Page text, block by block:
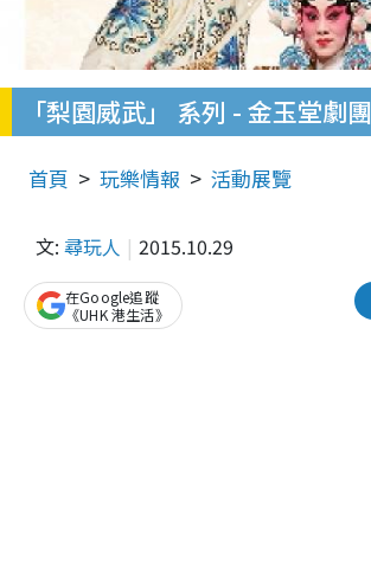
「梨園威武」 系列 - 金玉堂劇團
首頁 玩樂情報 活動展覽
文: 尋玩人 2015.10.29
在Google追蹤
《UHK 港生活》